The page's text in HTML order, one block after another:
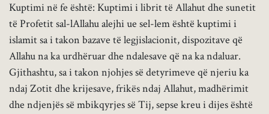
Kuptimi në fe është: Kuptimi i librit të Allahut dhe sunetit
të Profetit sal-lAllahu alejhi ue sel-lem është kuptimi i
islamit sa i takon bazave të legjislacionit, dispozitave që
Allahu na ka urdhëruar dhe ndalesave që na ka ndaluar.
Gjithashtu, sa i takon njohjes së detyrimeve që njeriu ka
ndaj Zotit dhe krijesave, frikës ndaj Allahut, madhërimit
dhe ndjenjës së mbikqyrjes së Tij, sepse kreu i dijes është